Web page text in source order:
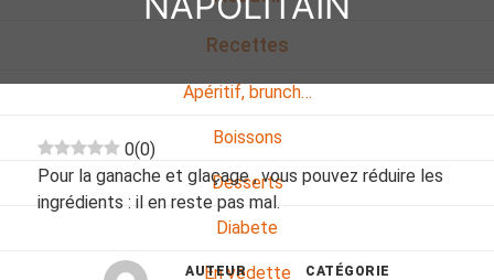
Recettes
Apéritif, brunch…
Boissons
Desserts
Diabete
En vedette
0(0)
Pour la ganache et glaçage , vous pouvez réduire les
ingrédients : il en reste pas mal.
AUTEUR CATÉGORIE